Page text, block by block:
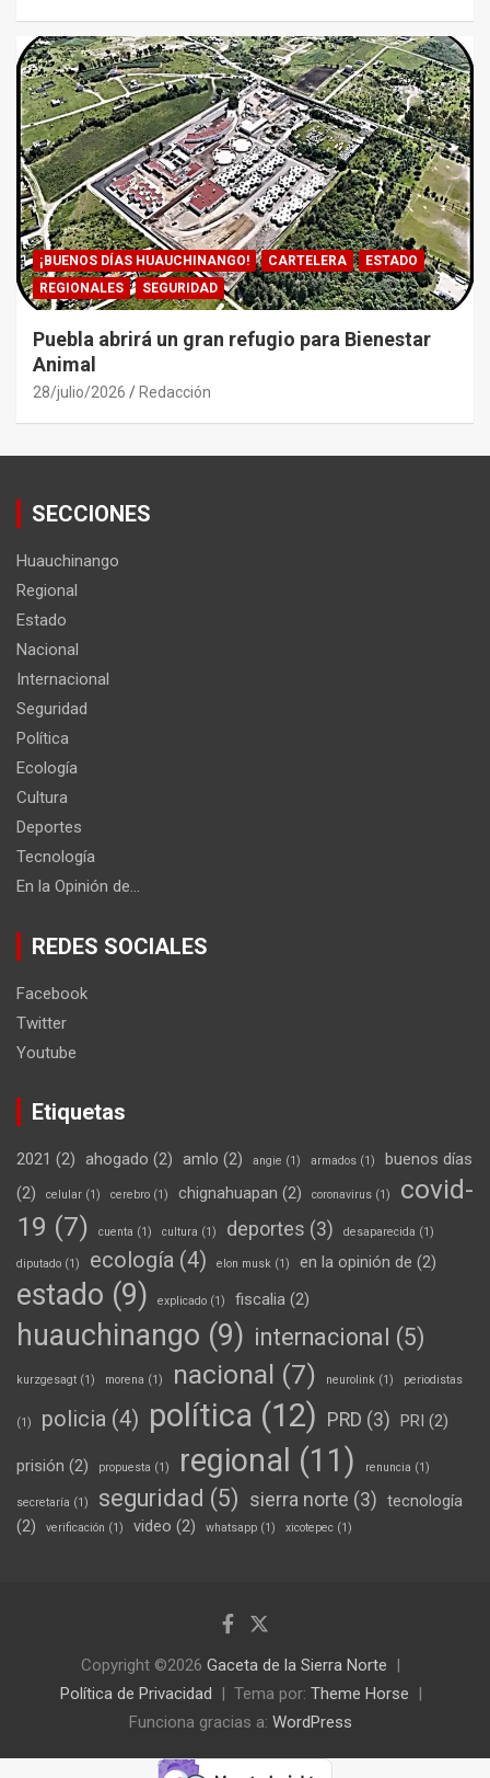
¡BUENOS DÍAS HUAUCHINANGO! CARTELERA
ESTADO
REGIONALES
SEGURIDAD
Puebla abrirá un gran refugio para Bienestar
Animal
28/julio/2026 Redacción
SECCIONES
Huauchinango
Regional
Estado
Nacional
Internacional
Seguridad
Política
Ecología
Cultura
Deportes
Tecnología
En la Opinión de…
REDES SOCIALES
Facebook
Twitter
Youtube
Etiquetas
2021 (2) ahogado (2) amlo (2) angie (1) armados (1)
buenos días
(2)
celular (1) cerebro (1) chignahuapan (2) coronavirus (1)
covid-
19 (7) cuenta (1) cultura (1) deportes (3) desaparecida (1)
diputado (1) ecología (4) elon musk (1) en la opinión de (2)
estado (9) explicado (1) fiscalia (2)
huauchinango (9) internacional (5)
kurzgesagt (1) morena (1) nacional (7) neurolink (1) periodistas
(1) policia (4) política (12) PRD (3) PRI (2)
prisión (2) propuesta (1) regional (11) renuncia (1)
secretaría (1) seguridad (5) sierra norte (3) tecnología
(2)
verificación (1) video (2) whatsapp (1) xicotepec (1)
Copyright ©2026 Gaceta de la Sierra Norte
Política de Privacidad
Tema por: Theme Horse
Funciona gracias a: WordPress